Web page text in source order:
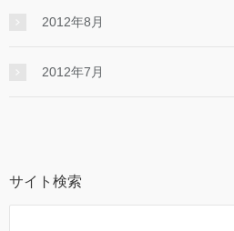
2012年8月
2012年7月
サイト検索